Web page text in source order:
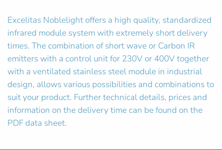
Excelitas Noblelight offers a high quality, standardized
infrared module system with extremely short delivery
times. The combination of short wave or Carbon IR
emitters with a control unit for 230V or 400V together
with a ventilated stainless steel module in industrial
design, allows various possibilities and combinations to
suit your product. Further technical details, prices and
information on the delivery time can be found on the
PDF data sheet.